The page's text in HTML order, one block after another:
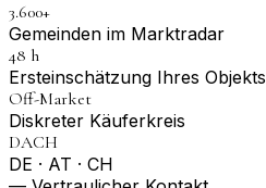
3.600+
Gemeinden im Marktradar
48 h
Erst­einschätzung Ihres Objekts
Off-Market
Diskreter Käuferkreis
DACH
DE · AT · CH